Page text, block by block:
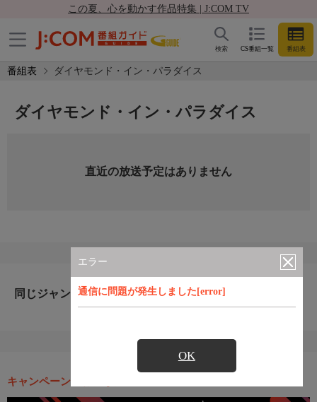
この夏、心を動かす作品特集 | J:COM TV
CS番組一覧 番組表
検索
番組表 ダイヤモンド・イン・パラダイス
エラー
通信に問題が発生しました[error]
OK
ダイヤモンド・イン・パラダイス
直近の放送予定はありません
同じジャンルのおすすめ番組
キャンペーン・お得な情報